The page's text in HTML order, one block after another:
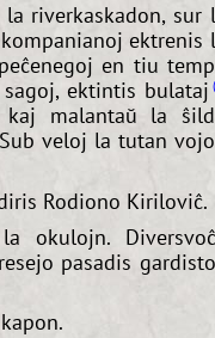
riverkaskadon, sur
ektrenis
en tiu
ektintis bulataj
kaj malantaŭ la
veloj la tutan
Rodiono Kiriloviĉ.
okulojn.
pasadis